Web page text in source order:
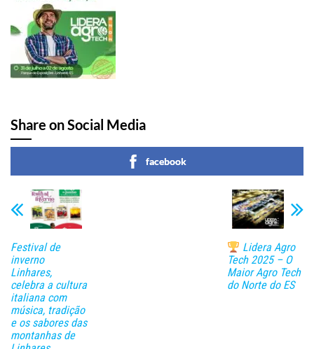
Share on Social Media
facebook
Festival de
inverno
Linhares,
celebra a cultura
italiana com
música, tradição
e os sabores das
montanhas de
Lidera Agro
Tech 2025 – O
Maior Agro Tech
do Norte do ES